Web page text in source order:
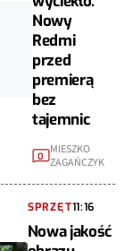
Nowy
Redmi
przed
premierą
bez
tajemnic
0
MIESZKO
ZAGAŃCZYK
SPRZĘT11:16
Nowa jakość